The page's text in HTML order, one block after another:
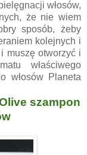
włosów,
że nie wiem
sposób, żeby
kolejnych i
muszę otworzyć i
właściwego
włosów Planeta
szampon